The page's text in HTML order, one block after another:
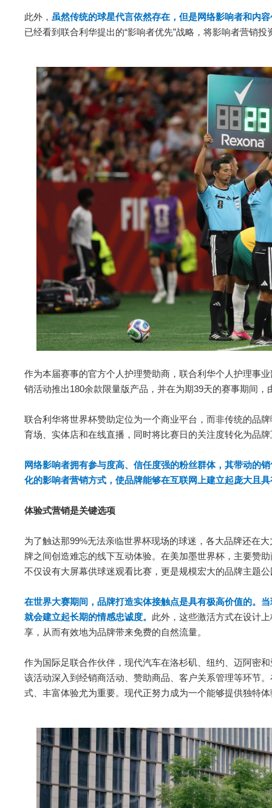
此外， 虽然传统的球星代言依然存在，但是网络影响者和内
已经看到联合利华提出的“影响者优先”战略，将影响者营销
作为本届赛事的官方个人护理赞助商，联合利华个人护理事
销活动推出180余款限量版产品，并在为期39天的赛事期间
联合利华将世界杯赞助定位为一个商业平台，而非传统的品
育场、实体店和在线直播，同时将比赛日的关注度转化为品
网络影响者拥有参与度高、信任度强的粉丝群体，其带动的
化的影响者营销方式，使品牌能够在互联网上建立起庞大且
体验式营销是关键选项
为了触达那99%无法亲临世界杯现场的球迷，各大品牌还在
牌之间创造难忘的线下互动体验。在美加墨世界杯，主要赞
不仅设有大屏幕供球迷观看比赛，更是规模宏大的品牌主题
在世界大赛期间，品牌打造实体接触点是具有极高价值的。
就会建立起长期的情感忠诚度。 此外，这些激活方式在设计
享，从而有效地为品牌带来免费的自然流量。
作为国际足联合作伙伴，现代汽车在洛杉矶、纽约、迈阿密
该活动深入到经销商活动、赞助商品、客户关系管理等环节
式、丰富体验尤为重要。现代正努力成为一个能够提供独特